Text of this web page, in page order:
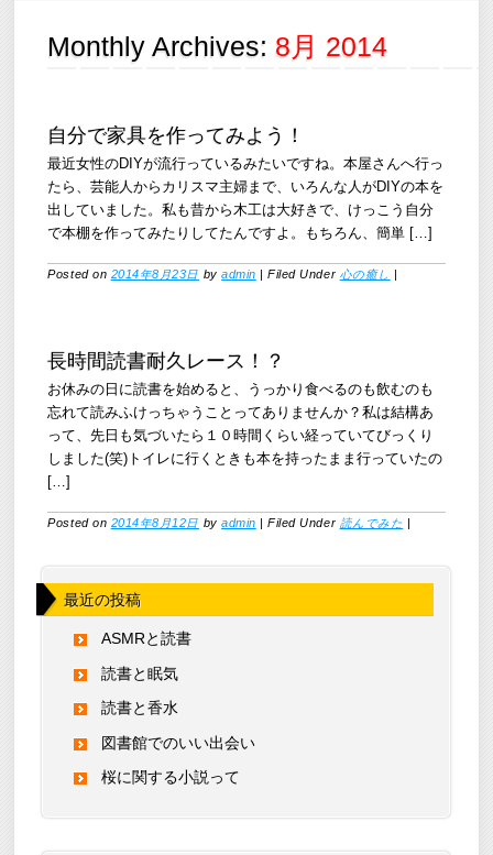
Monthly Archives:8月 2014
自分で家具を作ってみよう！
最近女性のDIYが流行っているみたいですね。本屋さんへ行っ
たら、芸能人からカリスマ主婦まで、いろんな人がDIYの本を
出していました。私も昔から木工は大好きで、けっこう自分
で本棚を作ってみたりしてたんですよ。もちろん、簡単 […]
Posted on 2014年8月23日 byadmin |Filed Under 心の癒し |
長時間読書耐久レース！？
お休みの日に読書を始めると、うっかり食べるのも飲むのも
忘れて読みふけっちゃうことってありませんか？私は結構あ
って、先日も気づいたら１０時間くらい経っていてびっくり
しました(笑)トイレに行くときも本を持ったまま行っていたの
[…]
Posted on 2014年8月12日 byadmin |Filed Under 読んでみた |
最近の投稿
ASMRと読書
読書と眠気
読書と香水
図書館でのいい出会い
桜に関する小説って